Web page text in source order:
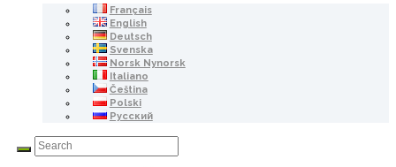
Français
English
Deutsch
Svenska
Norsk Nynorsk
Italiano
Čeština
Polski
Русский